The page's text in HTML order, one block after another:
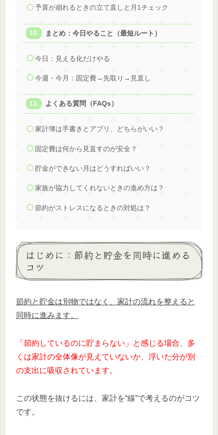
予算が崩れるときの立て直しと月1チェック
まとめ：今日やること（最短ルート）
今日：見える化だけやる
今週・今月：固定費→先取り→見直し
よくある質問（FAQs）
家計簿は手書きとアプリ、どちらがいい？
固定費は何から見直すのが安全？
貯金ができない月はどうすればいい？
家族が協力してくれないときの進め方は？
節約がストレスになるときの対処は？
はじめに：節約と貯金を同時に進める
コツ
節約と貯金は別物ではなく、家計の流れを整えると
同時に進みます。
「節約しているのに貯まらない」と感じる場合、多
くは家計の全体像が見えていないか、浮いた分が別
の支出に吸収されています。
この状態を抜けるには、家計を“線”で考えるのがコツ
です。